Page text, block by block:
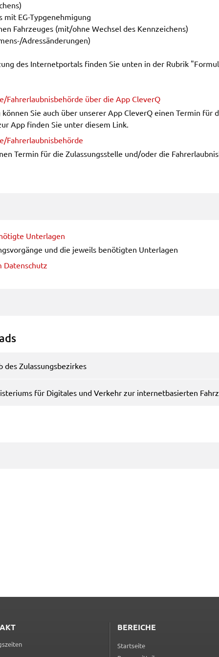
mit EG-Typge­neh­mi­gung
Fahr­zeu­ges (mit/ohne Wech­sel des Kenn­zei­chens)
Adress­än­de­run­gen)
des Inter­net­por­tals finden Sie unten in der Rubrik
Fahr­erlaub­nis­be­hör­de über die App CleverQ
Sie auch über unse­rer App CleverQ einen Termin für
App finden Sie unter diesem Link.
Fahr­erlaub­nis­be­hör­de
Termin für die Zulas­sungs­stel­le und/oder die
Unter­la­gen
und die jeweils benö­tig­ten Unter­la­gen
Daten­schutz
des Zulas­sungs­be­zir­kes
für Digi­ta­les und Verkehr zur inter­net­ba­sier­ten
BEREICHE
Startseite
in